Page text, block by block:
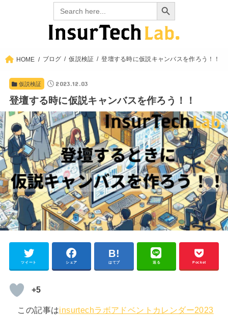
Search
for:
HOME ブログ 仮説検証 登壇する時に仮説キャンバスを作ろう！！
仮説検証 2023.12.03
登壇する時に仮説キャンバスを作ろう！！
ツイート シェア はてブ 送る Pocket
+5
この記事はinsurtechラボアドベントカレンダー2023